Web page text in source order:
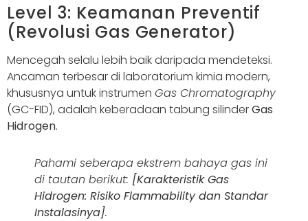
Level 3: Keamanan Preventif
(Revolusi Gas Generator)
Mencegah selalu lebih baik daripada mendeteksi.
Ancaman terbesar di laboratorium kimia modern,
khususnya untuk instrumen Gas Chromatography
(GC-FID), adalah keberadaan tabung silinderGas
Hidrogen.
Pahami seberapa ekstrem bahaya gas ini
di tautan berikut: [Karakteristik Gas
Hidrogen: Risiko Flammability dan Standar
Instalasinya].